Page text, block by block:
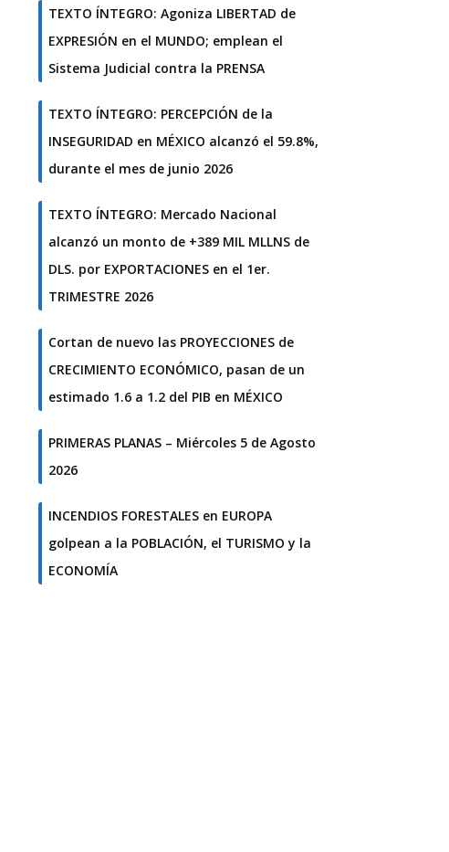
TEXTO ÍNTEGRO: Agoniza LIBERTAD de
EXPRESIÓN en el MUNDO; emplean el
Sistema Judicial contra la PRENSA
TEXTO ÍNTEGRO: PERCEPCIÓN de la
INSEGURIDAD en MÉXICO alcanzó el 59.8%,
durante el mes de junio 2026
TEXTO ÍNTEGRO: Mercado Nacional
alcanzó un monto de +389 MIL MLLNS de
DLS. por EXPORTACIONES en el 1er.
TRIMESTRE 2026
Cortan de nuevo las PROYECCIONES de
CRECIMIENTO ECONÓMICO, pasan de un
estimado 1.6 a 1.2 del PIB en MÉXICO
PRIMERAS PLANAS – Miércoles 5 de Agosto
2026
INCENDIOS FORESTALES en EUROPA
golpean a la POBLACIÓN, el TURISMO y la
ECONOMÍA